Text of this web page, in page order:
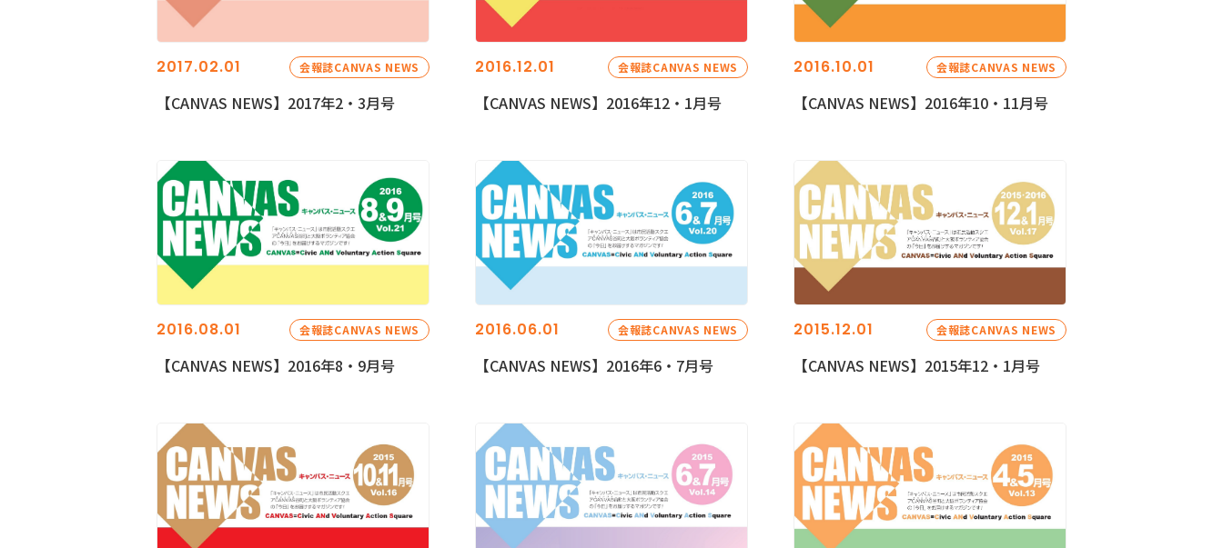
2017.02.01 会報誌CANVAS NEWS
【CANVAS NEWS】2017年2・3月号
2016.12.01 会報誌CANVAS NEWS
【CANVAS NEWS】2016年12・1月号
2016.10.01 会報誌CANVAS NEWS
【CANVAS NEWS】2016年10・11月号
2016.08.01 会報誌CANVAS NEWS
【CANVAS NEWS】2016年8・9月号
2016.06.01 会報誌CANVAS NEWS
【CANVAS NEWS】2016年6・7月号
2015.12.01 会報誌CANVAS NEWS
【CANVAS NEWS】2015年12・1月号